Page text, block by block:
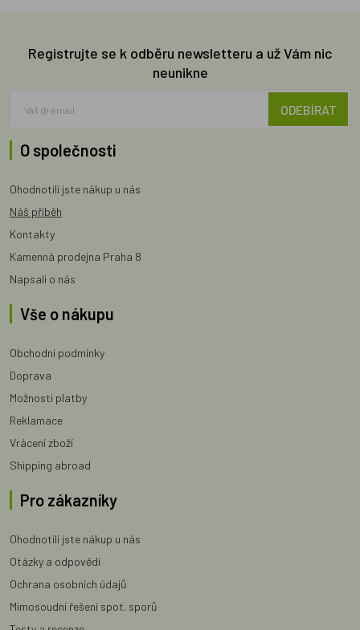
Registrujte se k odběru newsletteru a už Vám nic
neunikne
ODEBÍRAT
O společnosti
Ohodnotili jste nákup u nás
Náš příběh
Kontakty
Kamenná prodejna Praha 8
Napsali o nás
Vše o nákupu
Obchodní podmínky
Doprava
Možnosti platby
Reklamace
Vrácení zboží
Shipping abroad
Pro zákazníky
Ohodnotili jste nákup u nás
Otázky a odpovědi
Ochrana osobních údajů
Mimosoudní řešení spot. sporů